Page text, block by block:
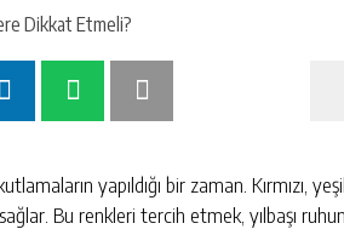
kutlamaların yapıldığı bir zaman. Kırmızı,
Bu renkleri tercih etmek, yılbaşı